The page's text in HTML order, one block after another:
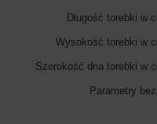
Długość torebki w
Wysokość torebki w
Szerokość dna torebki w
Parametry